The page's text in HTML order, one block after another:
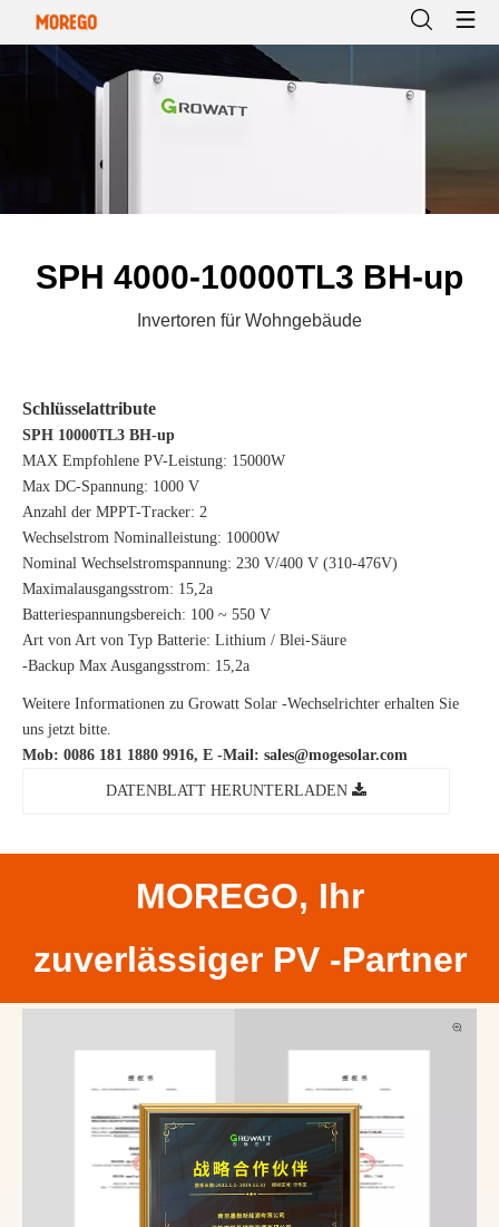
SPH 4000-10000TL3 BH-up
Invertoren für Wohngebäude
Schlüsselattribute
SPH 10000TL3 BH-up
MAX Empfohlene PV-Leistung: 15000W
Max DC-Spannung: 1000 V
Anzahl der MPPT-Tracker: 2
Wechselstrom Nominalleistung: 10000W
Nominal Wechselstromspannung: 230 V/400 V (310-476V)
Maximalausgangsstrom: 15,2a
Batteriespannungsbereich: 100 ~ 550 V
Art von Art von Typ Batterie: Lithium / Blei-Säure
-Backup Max Ausgangsstrom: 15,2a
Weitere Informationen zu Growatt Solar -Wechselrichter erhalten Sie
uns jetzt bitte.
Mob: 0086 181 1880 9916, E -Mail: sales@mogesolar.com
DATENBLATT HERUNTERLADEN
MOREGO, Ihr
zuverlässiger PV -Partner